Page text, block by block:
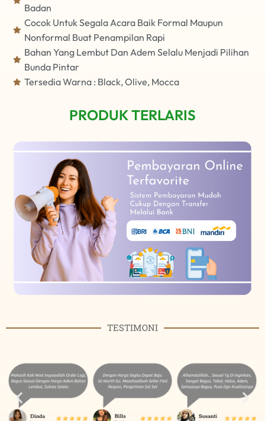
Badan
Cocok Untuk Segala Acara Baik Formal Maupun
Nonformal Buat Penampilan Rapi
Bahan Yang Lembut Dan Adem Selalu Menjadi Pilihan
Bunda Pintar
Tersedia Warna : Black, Olive, Mocca
PRODUK TERLARIS
TESTIMONI